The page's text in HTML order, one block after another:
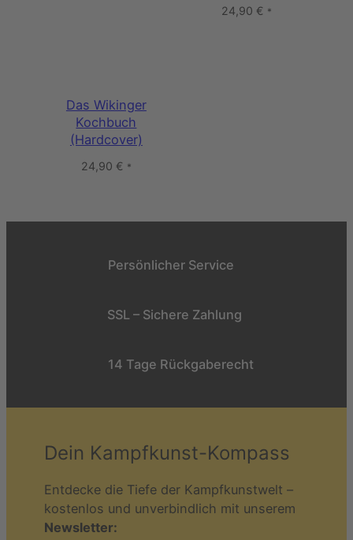
Das Wikinger
Kochbuch
(Hardcover)
24,90 € *
24,90 € *
Persönlicher Service
SSL – Sichere Zahlung
14 Tage Rückgaberecht
Dein Kampfkunst-Kompass
Entdecke die Tiefe der Kampfkunstwelt –
kostenlos und unverbindlich mit unserem
Newsletter: